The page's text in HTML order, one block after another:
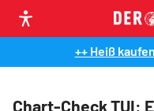
++ Heiß
Chart-Check TUI: